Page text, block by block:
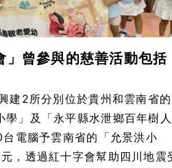
」曾參與的慈善活動包括
建2所分別位於貴州和雲南省的
學」及「永平縣水泄鄉百年樹人
電腦予雲南省的「允景洪小
，透過紅十字會幫助四川地震